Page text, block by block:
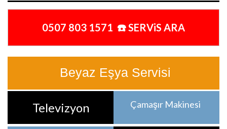
0507 803 1571 ☎️ SERViS ARA
Beyaz Eşya Servisi
Televizyon Çamaşır Makinesi